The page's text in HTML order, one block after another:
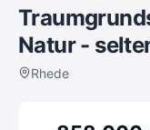
Natur -
Rhede